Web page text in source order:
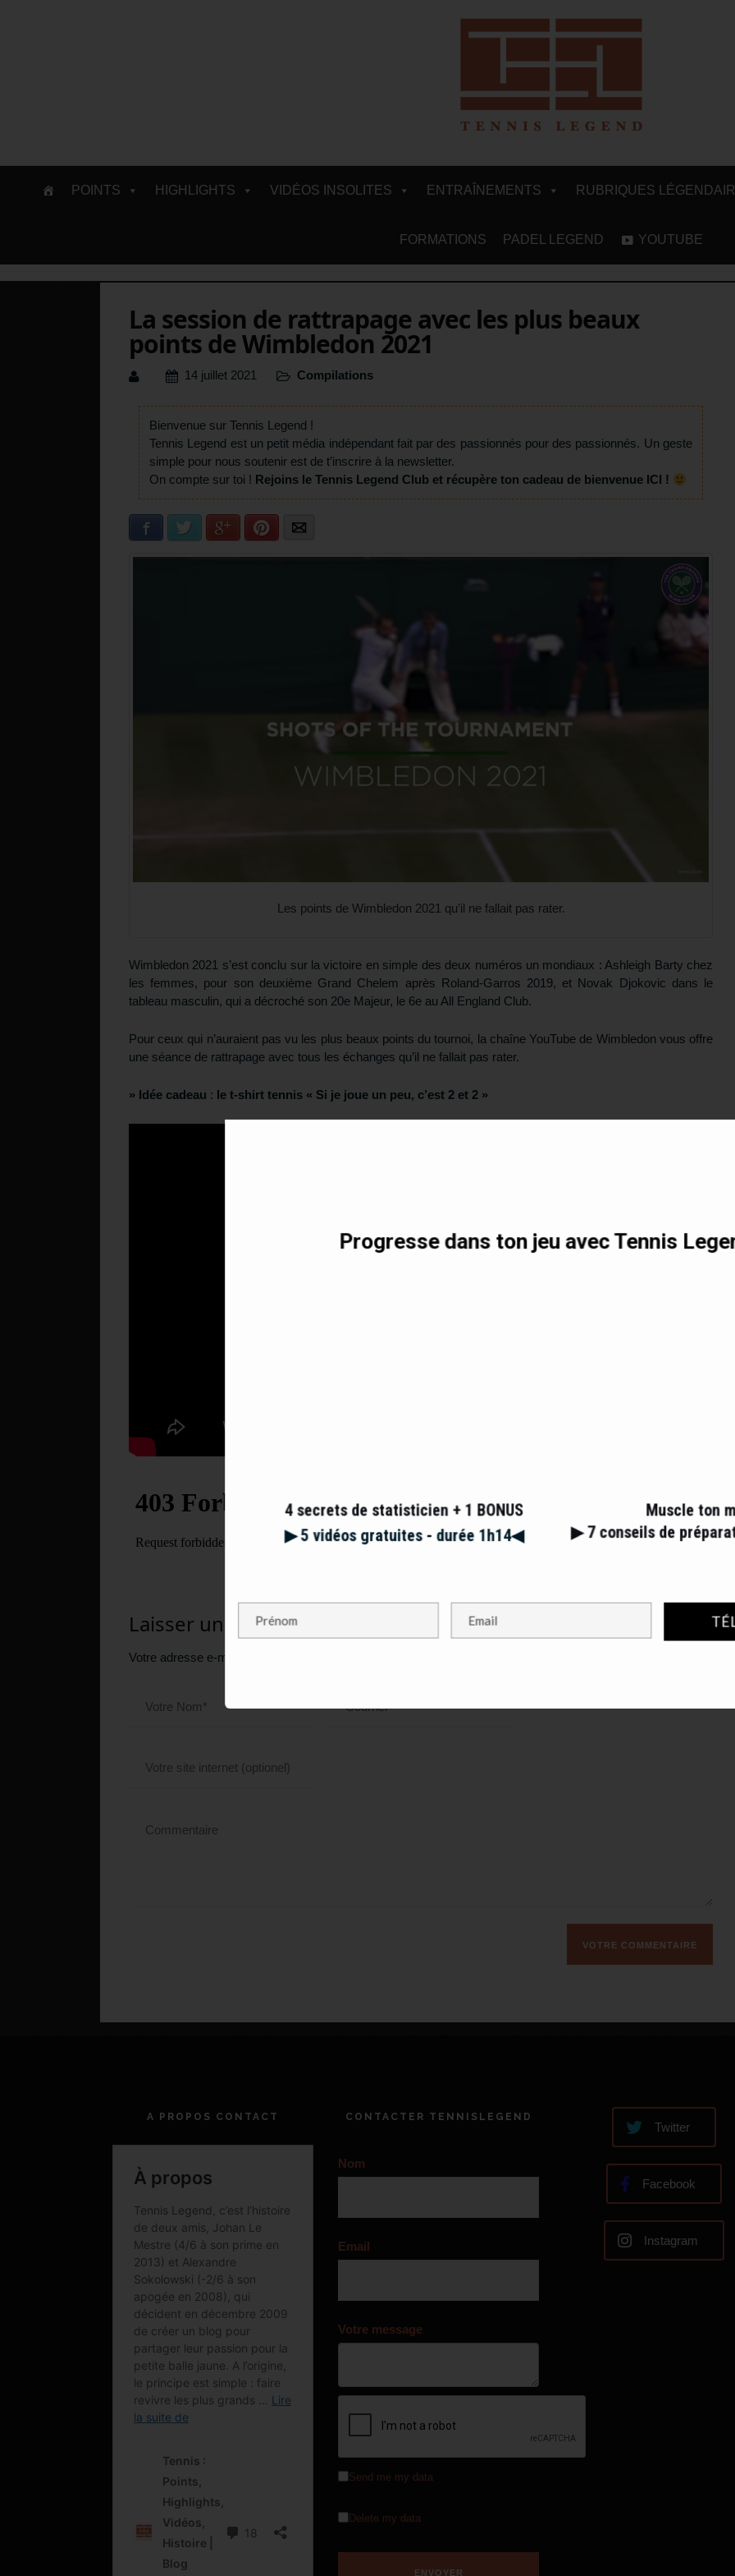
POINTS HIGHLIGHTS VIDÉOS INSOLITES ENTRAÎNEMENTS RUBRIQUES
FORMATIONS PADEL LEGEND YOUTUBE
La session de rattrapage avec les plus beaux
points de Wimbledon 2021
14 juillet 2021 Compilations
Bienvenue sur Tennis Legend !
Tennis Legend est un petit média indépendant fait par des passionnés pour des passionnés. Un geste
simple pour nous soutenir est de t’inscrire à la newsletter.
On compte sur toi ! Rejoins le Tennis Legend Club et récupère ton cadeau de bienvenue ICI !
Facebook Twitter Google+ Pinterest
Les points de Wimbledon 2021 qu’il ne fallait pas rater.
Wimbledon 2021 s’est conclu sur la victoire en simple des deux numéros un mondiaux : Ashleigh Barty chez
les femmes, pour son deuxième Grand Chelem après Roland-Garros 2019, et Novak Djokovic dans le
tableau masculin, qui a décroché son 20e Majeur, le 6e au All England Club.
Pour ceux qui n’auraient pas vu les plus beaux points du tournoi, la chaîne YouTube de Wimbledon vous offre
une séance de rattrapage avec tous les échanges qu’il ne fallait pas rater.
» Idée cadeau : le t-shirt tennis « Si je joue un peu, c’est 2 et 2 »
Laisser un commentaire
Votre adresse e-mail ne sera pas publiée.
A PROPOS CONTACT CONTACTER TENNISLEGEND
Nom
Email
Votre message
Send me my data
Delete my data
Twitter
Facebook
Instagram
Progresse dans ton jeu avec Tennis
4 secrets de statisticien + 1 BONUS
▶︎ 5 vidéos gratuites - durée 1h14◀︎
Muscle ton
▶︎ 7conseils de